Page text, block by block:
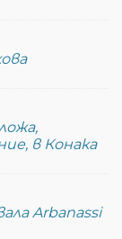
в Конака
Arbanassi